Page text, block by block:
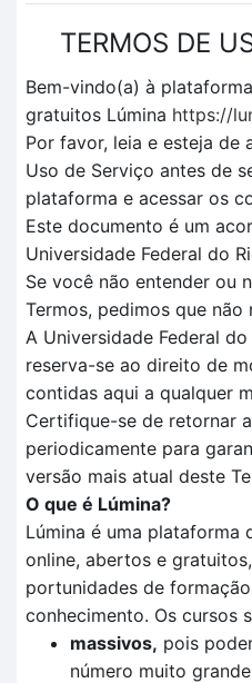
TERMOS DE
Bem-vindo(a) à
gratuitos Lúmina https://
Por favor, leia e esteja de
Uso de Serviço antes de
plataforma e acessar os
Este documento é um
Universidade Federal do
Se você não entender ou
Termos, pedimos que não
A Universidade Federal
reserva-se ao direito de
contidas aqui a qualquer
Certifique-se de retornar
periodicamente para
versão mais atual deste
O que é Lúmina?
Lúmina é uma plataforma
online, abertos e
portunidades de
conhecimento. Os cursos
massivos, pois
número muito